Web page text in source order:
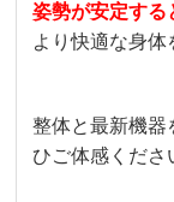
姿勢が安定する
より快適な身体
整体と最新機器
ひご体感くださ